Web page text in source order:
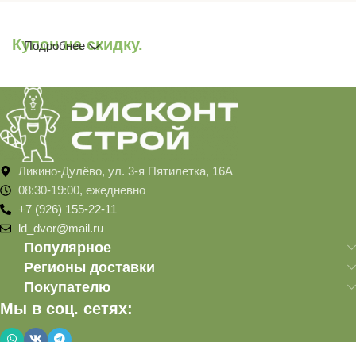
Купон на скидку.
Подробнее
Ликино-Дулёво, ул. 3-я Пятилетка, 16А
08:30-19:00, ежедневно
+7 (926) 155-22-11
ld_dvor@mail.ru
Популярное
Регионы доставки
Покупателю
Мы в соц. сетях: